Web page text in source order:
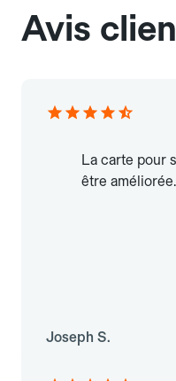
Avis
La carte pour
être améliorée.
Joseph S.